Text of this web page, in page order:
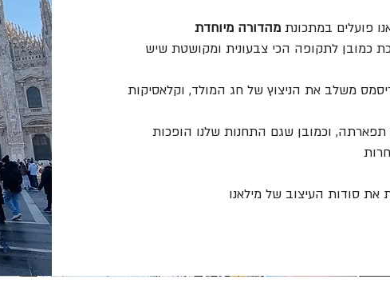
פועלים במתכונת מהדורה מיוחדת
כמובן לתקופה הכי צבעונית ומקושטת שיש
משלב את הניצוץ של חג המולד, וקלאסיקות
וכמובן שגם התחנות שלנו הופכות
את סודות העיצוב של מילאנו